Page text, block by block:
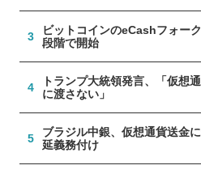
3
ビットコインのeCashフォー
段階で開始
4
トランプ大統領発言、「仮想
に渡さない」
5
ブラジル中銀、仮想通貨送金
延義務付け